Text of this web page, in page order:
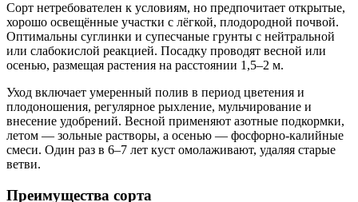
Сорт нетребователен к условиям, но предпочитает открытые,
хорошо освещённые участки с лёгкой, плодородной почвой.
Оптимальны суглинки и супесчаные грунты с нейтральной
или слабокислой реакцией. Посадку проводят весной или
осенью, размещая растения на расстоянии 1,5–2 м.
Уход включает умеренный полив в период цветения и
плодоношения, регулярное рыхление, мульчирование и
внесение удобрений. Весной применяют азотные подкормки,
летом — зольные растворы, а осенью — фосфорно-калийные
смеси. Один раз в 6–7 лет куст омолаживают, удаляя старые
ветви.
Преимущества сорта